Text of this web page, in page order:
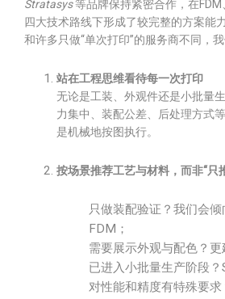
Stratasys等品牌保持紧密合作，在
四大技术路线下形成了较完整的方案能力
和许多只做“单次打印”的服务商不同，
站在工程思维看待每一次打印
无论是工装、外观件还是小批量
力集中、装配公差、后处理方式
是机械地按图执行。
按场景推荐工艺与材料，而非“只
只做装配验证？我们会
FDM；
需要展示外观与配色？更
已进入小批量生产阶段？
对性能和精度有特殊要